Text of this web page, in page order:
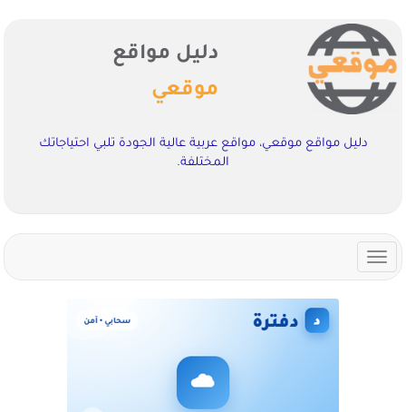
دليل مواقع
موقعي
دليل مواقع موقعي، مواقع عربية عالية الجودة تلبي احتياجاتك
المختلفة.
Toggle
navigation